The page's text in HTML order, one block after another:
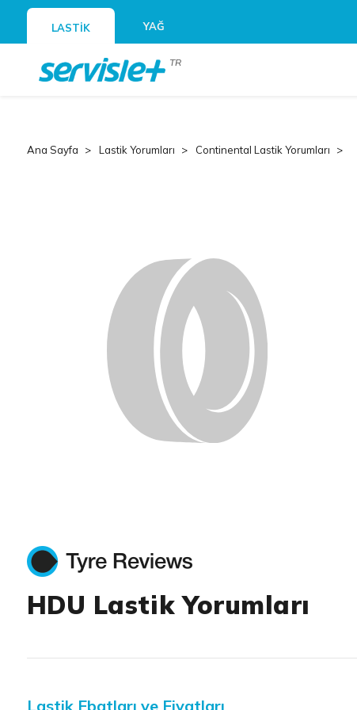
LASTİK YAĞ
TR
Ana Sayfa Lastik Yorumları Continental Lastik Yorumları
HDU Lastik Yorumları
Lastik Ebatları ve Fiyatları